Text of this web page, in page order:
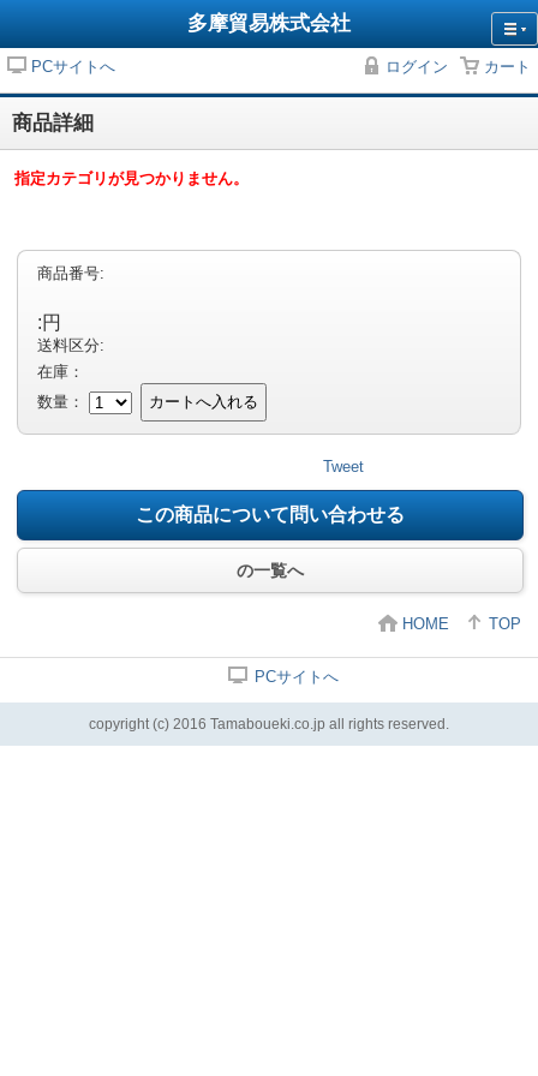
多摩貿易株式会社
PCサイトへ ログイン カート
商品詳細
指定カテゴリが見つかりません。
商品番号:
:円
送料区分:
在庫：
数量：
カートへ入れる
Tweet
この商品について問い合わせる
の一覧へ
HOME TOP
PCサイトへ
copyright (c) 2016 Tamaboueki.co.jp all rights reserved.